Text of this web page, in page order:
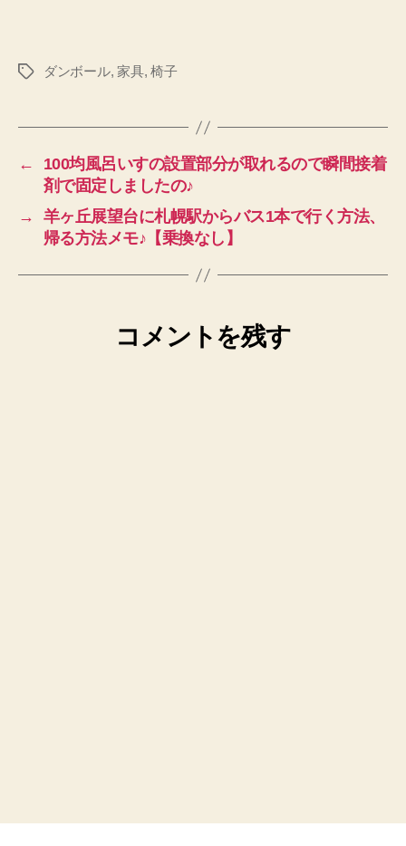
タ
ダンボール,家具,椅子
←
100均風呂いすの設置部分が取れるので瞬間接着
剤で固定しましたの♪
→
羊ヶ丘展望台に札幌駅からバス1本で行く方法、
帰る方法メモ♪【乗換なし】
コメントを残す